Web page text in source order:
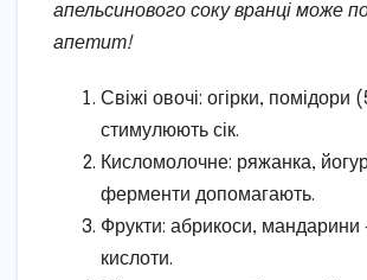
апельсинового соку вранці може
апетит!
Свіжі овочі: огірки, помідори
стимулюють сік.
Кисломолочне: ряжанка,
ферменти допомагають.
Фрукти: абрикоси, мандарини
кислоти.